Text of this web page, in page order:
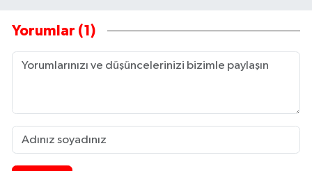
Yorumlar (1)